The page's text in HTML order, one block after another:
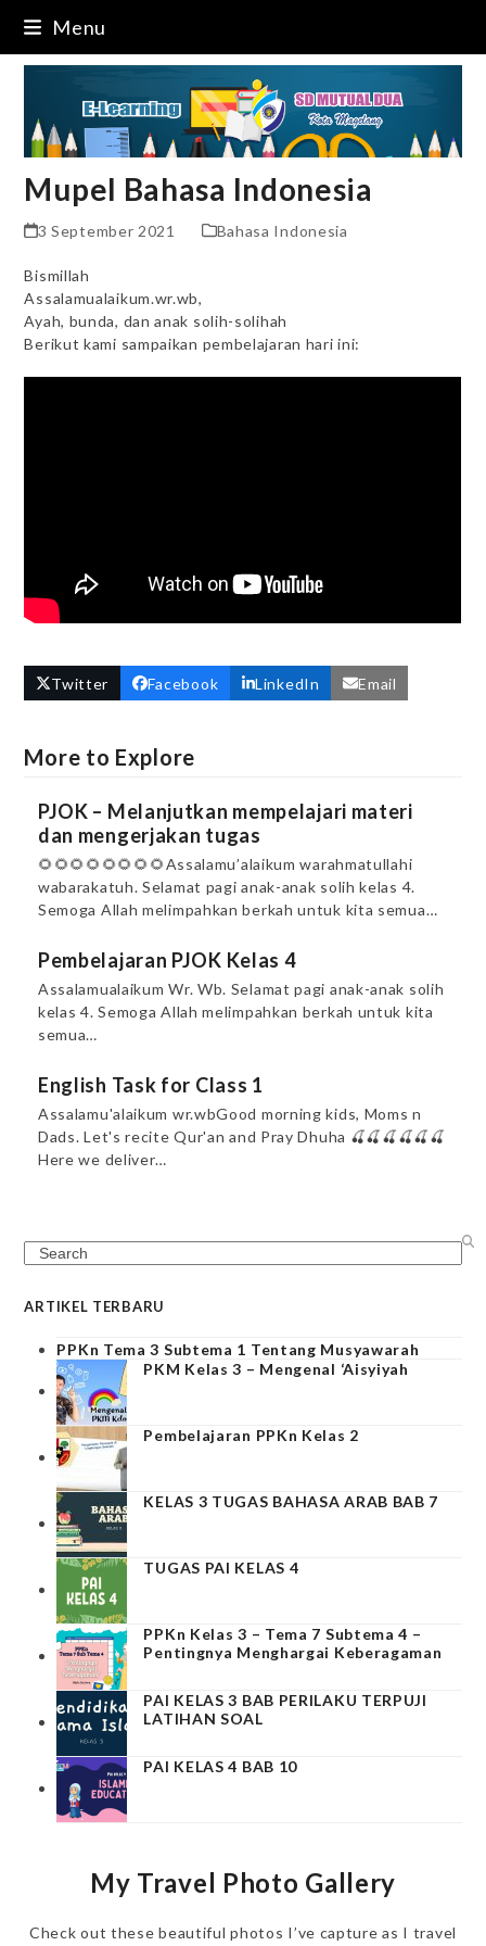
content
Menu
Mupel Bahasa Indonesia
3 September 2021 Bahasa Indonesia
Bismillah
Assalamualaikum.wr.wb,
Ayah, bunda, dan anak solih-solihah
Berikut kami sampaikan pembelajaran hari ini:
Twitter Facebook LinkedIn Email
More to Explore
PJOK – Melanjutkan mempelajari materi
dan mengerjakan tugas
🌻🌻🌻🌻🌻🌻🌻🌻Assalamu’alaikum warahmatullahi
wabarakatuh. Selamat pagi anak-anak solih kelas 4.
Semoga Allah melimpahkan berkah untuk kita semua…
Pembelajaran PJOK Kelas 4
Assalamualaikum Wr. Wb. Selamat pagi anak-anak solih
kelas 4. Semoga Allah melimpahkan berkah untuk kita
semua…
English Task for Class 1
Assalamu'alaikum wr.wbGood morning kids, Moms n
Dads. Let's recite Qur'an and Pray Dhuha 🍒🍒🍒🍒🍒🍒
Here we deliver…
Search
ARTIKEL TERBARU
PPKn Tema 3 Subtema 1 Tentang Musyawarah
PKM Kelas 3 – Mengenal ‘Aisyiyah
Pembelajaran PPKn Kelas 2
KELAS 3 TUGAS BAHASA ARAB BAB 7
TUGAS PAI KELAS 4
PPKn Kelas 3 – Tema 7 Subtema 4 –
Pentingnya Menghargai Keberagaman
PAI KELAS 3 BAB PERILAKU TERPUJI
LATIHAN SOAL
PAI KELAS 4 BAB 10
My Travel Photo Gallery
Check out these beautiful photos I’ve capture as I travel